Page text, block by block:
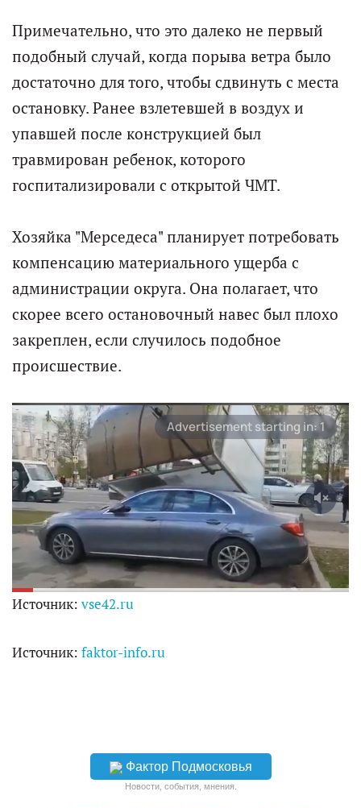
Примечательно, что это далеко не первый
подобный случай, когда порыва ветра было
достаточно для того, чтобы сдвинуть с места
остановку. Ранее взлетевшей в воздух и
упавшей после конструкцией был
травмирован ребенок, которого
госпитализировали с открытой ЧМТ.
Хозяйка "Мерседеса" планирует потребовать
компенсацию материального ущерба с
администрации округа. Она полагает, что
скорее всего остановочный навес был плохо
закреплен, если случилось подобное
происшествие.
Источник: vse42.ru
Источник: faktor-info.ru
Фактор Подмосковья
Новости, события, мнения.